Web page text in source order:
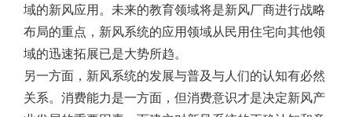
域的新风应用。未来的教育领域将是新风厂商进行战略
布局的重点，新风系统的应用领域从民用住宅向其他领
域的迅速拓展已是大势所趋。
另一方面，新风系统的发展与普及与人们的认知有必然
关系。消费能力是一方面，但消费意识才是决定新风产